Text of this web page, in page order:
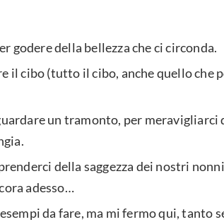
godere della bellezza che ci circonda.
il cibo (tutto il cibo, anche quello che
un tramonto, per
della saggezza dei nostri
adesso…
da fare, ma mi fermo qui, tanto